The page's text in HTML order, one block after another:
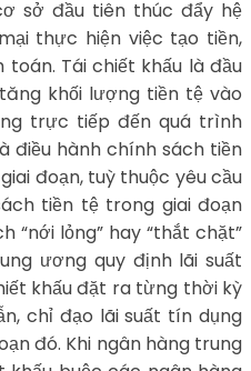
sở đầu tiên thúc đẩy hệ
thực hiện việc tạo tiền,
Tái chiết khấu là đầu
khối lượng tiền tệ vào
trực tiếp đến quá trình
điều hành chính sách tiền
đoạn, tuỳ thuộc yêu cầu
tiền tệ trong giai đoạn
“nới lỏng” hay “thắt chặt”
ương quy định lãi suất
khấu đặt ra từng thời kỳ
chỉ đạo lãi suất tín dụng
đó. Khi ngân hàng trung